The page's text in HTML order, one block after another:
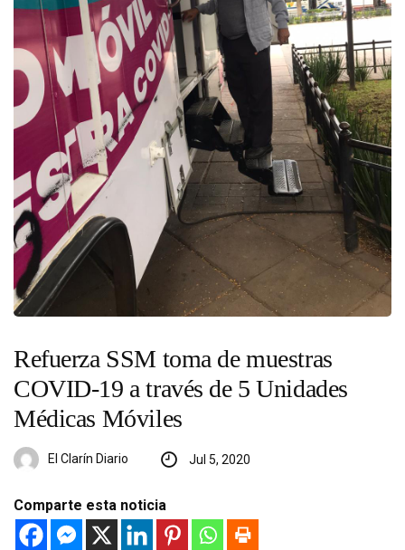
Refuerza SSM toma de muestras
COVID-19 a través de 5 Unidades
Médicas Móviles
El Clarín Diario Jul 5, 2020
Comparte esta noticia